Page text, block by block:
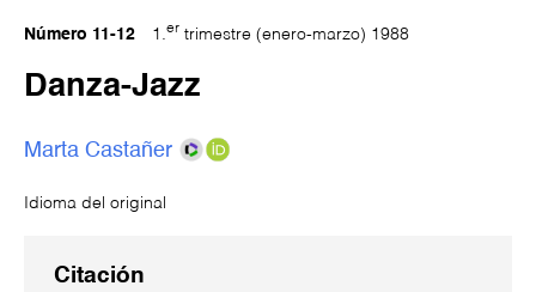
Número 11-12 1. er trimestre (enero-marzo) 1988
Danza-Jazz
Marta Castañer
Idioma del original
Citación